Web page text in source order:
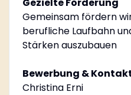
Gemeinsam fördern
berufliche Laufbahn
Stärken auszubauen
Bewerbung &
Christina Erni